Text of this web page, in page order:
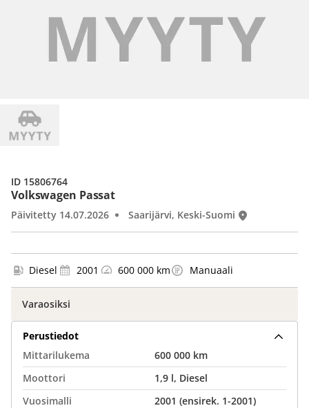
Volkswagen Passat
Päivitetty 14.07.2026 Saarijärvi, Keski-Suomi
ID 15806764
Diesel 2001 600 000 km Manuaali
Varaosiksi
Perustiedot
Mittarilukema
600 000 km
Moottori
1,9 l, Diesel
Vuosimalli
2001 (ensirek. 1-2001)